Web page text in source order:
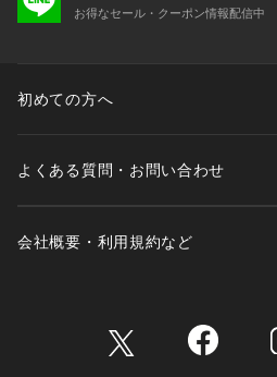
お得なセール・クーポン情報配信中
初めての方へ
よくある質問・お問い合わせ
会社概要・利用規約など